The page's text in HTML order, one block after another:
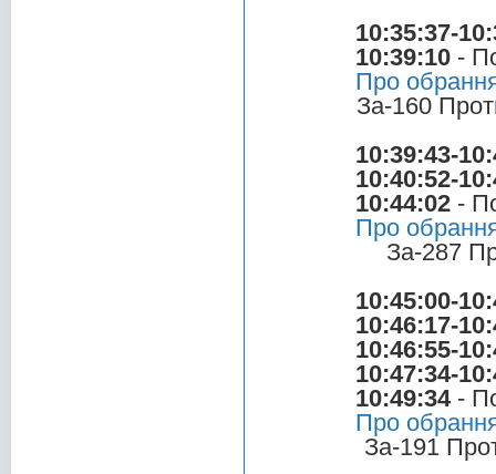
10:35:37-
10:39:10 -
Про
За-160
10:39:43-
10:40:52-
10:44:02 -
Про
За-287
10:45:00-
10:46:17-
10:46:55-
10:47:34-
10:49:34-
Про
За-191